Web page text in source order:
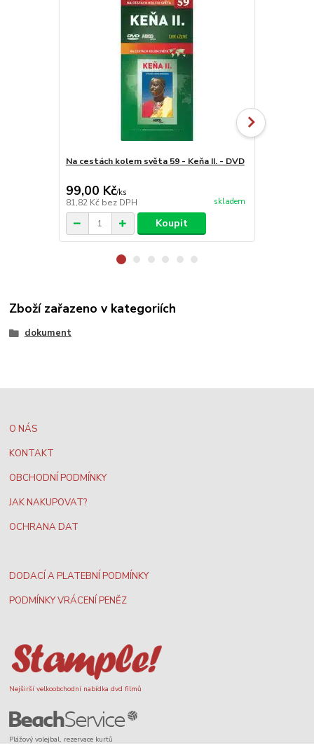
Na cestách kolem světa 59 - Keňa II. - DVD
99,00 Kč/ks
81,82 Kč bez DPH skladem
Koupit
Zboží zařazeno v kategoriích
dokument
O NÁS
KONTAKT
OBCHODNÍ PODMÍNKY
JAK NAKUPOVAT?
OCHRANA DAT
DODACÍ A PLATEBNÍ PODMÍNKY
PODMÍNKY VRÁCENÍ PENĚZ
Nejširší velkoobchodní nabídka dvd filmů
Plážový volejbal, rezervace kurtů